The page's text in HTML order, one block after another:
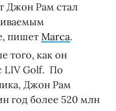
Джон Рам стал
пишет Marca.
того, как он
LIV Golf. По
Джон Рам
год более 520 млн